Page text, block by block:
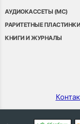
АУДИОКАССЕТЫ (MC)
РАРИТЕТНЫЕ
КНИГИ И ЖУРНАЛЫ